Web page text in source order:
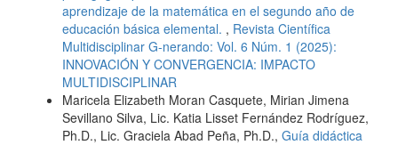
aprendizaje de la matemática en el segundo año de
educación básica elemental. , Revista Científica
Multidisciplinar G-nerando: Vol. 6 Núm. 1 (2025):
INNOVACIÓN Y CONVERGENCIA: IMPACTO
MULTIDISCIPLINAR
Maricela Elizabeth Moran Casquete, Mirian Jimena
Sevillano Silva, Lic. Katia Lisset Fernández Rodríguez,
Ph.D., Lic. Graciela Abad Peña, Ph.D., Guía didáctica